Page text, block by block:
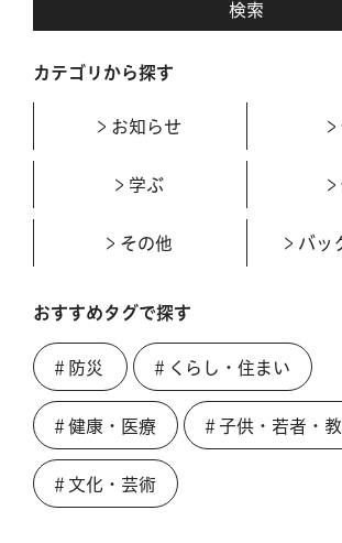
カテゴリから探す
お知らせ
学ぶ
その他 バッ
おすすめタグで探す
＃防災 ＃くらし・住まい
＃健康・医療 ＃子供・若者・
＃文化・芸術